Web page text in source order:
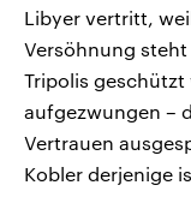
Libyer vertritt,
Versöhnung
Tripolis geschützt
aufgezwungen –
Vertrauen
Kobler derjenige